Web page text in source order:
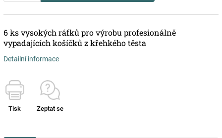
6 ks vysokých ráfků pro výrobu profesionálně
vypadajících košíčků z křehkého těsta
Detailní informace
Tisk Zeptat se